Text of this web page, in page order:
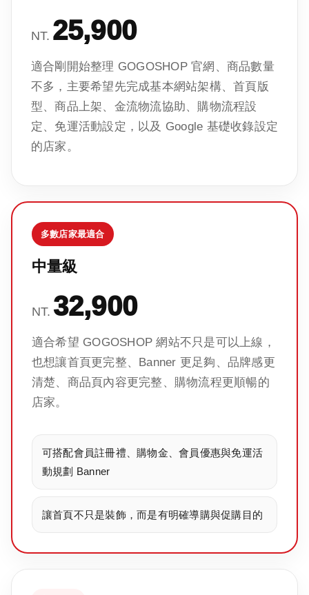
NT. 25,900
適合剛開始整理 GOGOSHOP 官網、商品數量
不多，主要希望先完成基本網站架構、首頁版
型、商品上架、金流物流協助、購物流程設
定、免運活動設定，以及 Google 基礎收錄設定
的店家。
多數店家最適合
中量級
NT. 32,900
適合希望 GOGOSHOP 網站不只是可以上線，
也想讓首頁更完整、Banner 更足夠、品牌感更
清楚、商品頁內容更完整、購物流程更順暢的
店家。
可搭配會員註冊禮、購物金、會員優惠與免運活
動規劃 Banner
讓首頁不只是裝飾，而是有明確導購與促購目的